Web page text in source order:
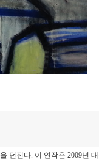
던진다. 이 연작은 2009